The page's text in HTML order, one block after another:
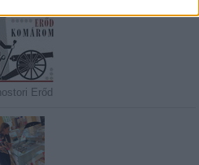
Erőd